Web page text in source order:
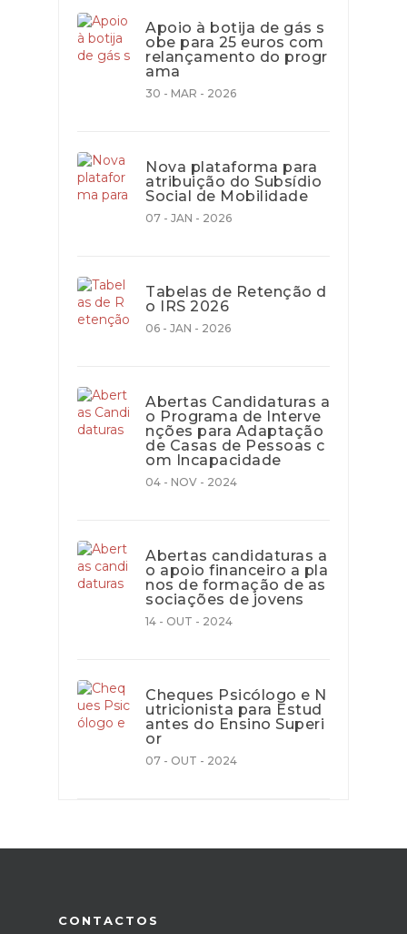
Apoio à botija de gás s
obe para 25 euros com
relançamento do progr
ama
30 - MAR - 2026
Nova plataforma para
atribuição do Subsídio
Social de Mobilidade
07 - JAN - 2026
Tabelas de Retenção d
o IRS 2026
06 - JAN - 2026
Abertas Candidaturas a
o Programa de Interve
nções para Adaptação
de Casas de Pessoas c
om Incapacidade
04 - NOV - 2024
Abertas candidaturas a
o apoio financeiro a pla
nos de formação de as
sociações de jovens
14 - OUT - 2024
Cheques Psicólogo e N
utricionista para Estud
antes do Ensino Superi
or
07 - OUT - 2024
CONTACTOS